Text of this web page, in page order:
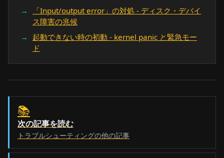
「Input/output error」の対処 - ディスク・デバイ
ス障害の兆候
起動できない時の初動 - kernel panic と緊急モー
ド
📚
次の記事を読む
トラブルシューティングの他の記事